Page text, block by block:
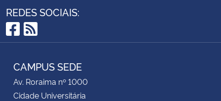
REDES SOCIAIS:
Facebook
RSS
CAMPUS SEDE
Av. Roraima nº 1000
Cidade Universitária